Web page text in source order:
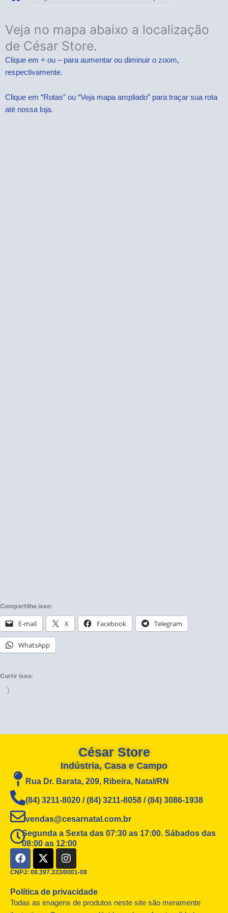
Veja no mapa abaixo a localização
de César Store.
Clique em + ou – para aumentar ou diminuir o zoom,
respectivamente.
Clique em “Rotas” ou “Veja mapa ampliado” para traçar sua rota
até nossa loja.
Compartilhe isso:
E-mail X Facebook Telegram
WhatsApp
Curtir isso:
Carregando...
César Store
Indústria, Casa e Campo
Rua Dr. Barata, 209, Ribeira, Natal/RN
(84) 3211-8020 / (84) 3211-8058 / (84) 3086-1938
vendas@cesarnatal.com.br
Segunda a Sexta das 07:30 as 17:00. Sábados das
08:00 as 12:00
F
a
c
b
o
X
-
t
i
t
I
n
s
a
g
CNPJ: 08.397.333/0001-08
Política de privacidade
Todas as imagens de produtos neste site são meramente